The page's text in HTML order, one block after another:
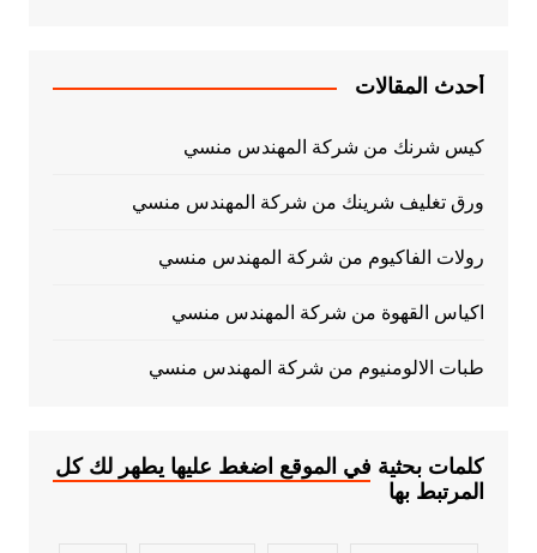
أحدث المقالات
كيس شرنك من شركة المهندس منسي
ورق تغليف شرينك من شركة المهندس منسي
رولات الفاكيوم من شركة المهندس منسي
اكياس القهوة من شركة المهندس منسي
طبات الالومنيوم من شركة المهندس منسي
كلمات بحثية في الموقع اضغط عليها يطهر لك كل
المرتبط بها